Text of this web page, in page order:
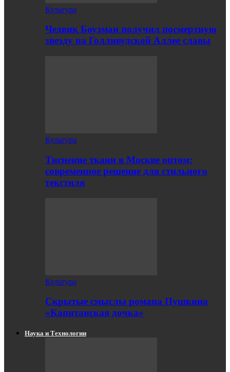
Культура
Чедвик Боузман получил посмертную
звезду на Голливудской Аллее славы
Культура
Тиснение ткани в Москве оптом:
современное решение для стильного
текстиля
Культура
Скрытые смыслы романа Пушкина
«Капитанская дочка»
Наука и Технологии